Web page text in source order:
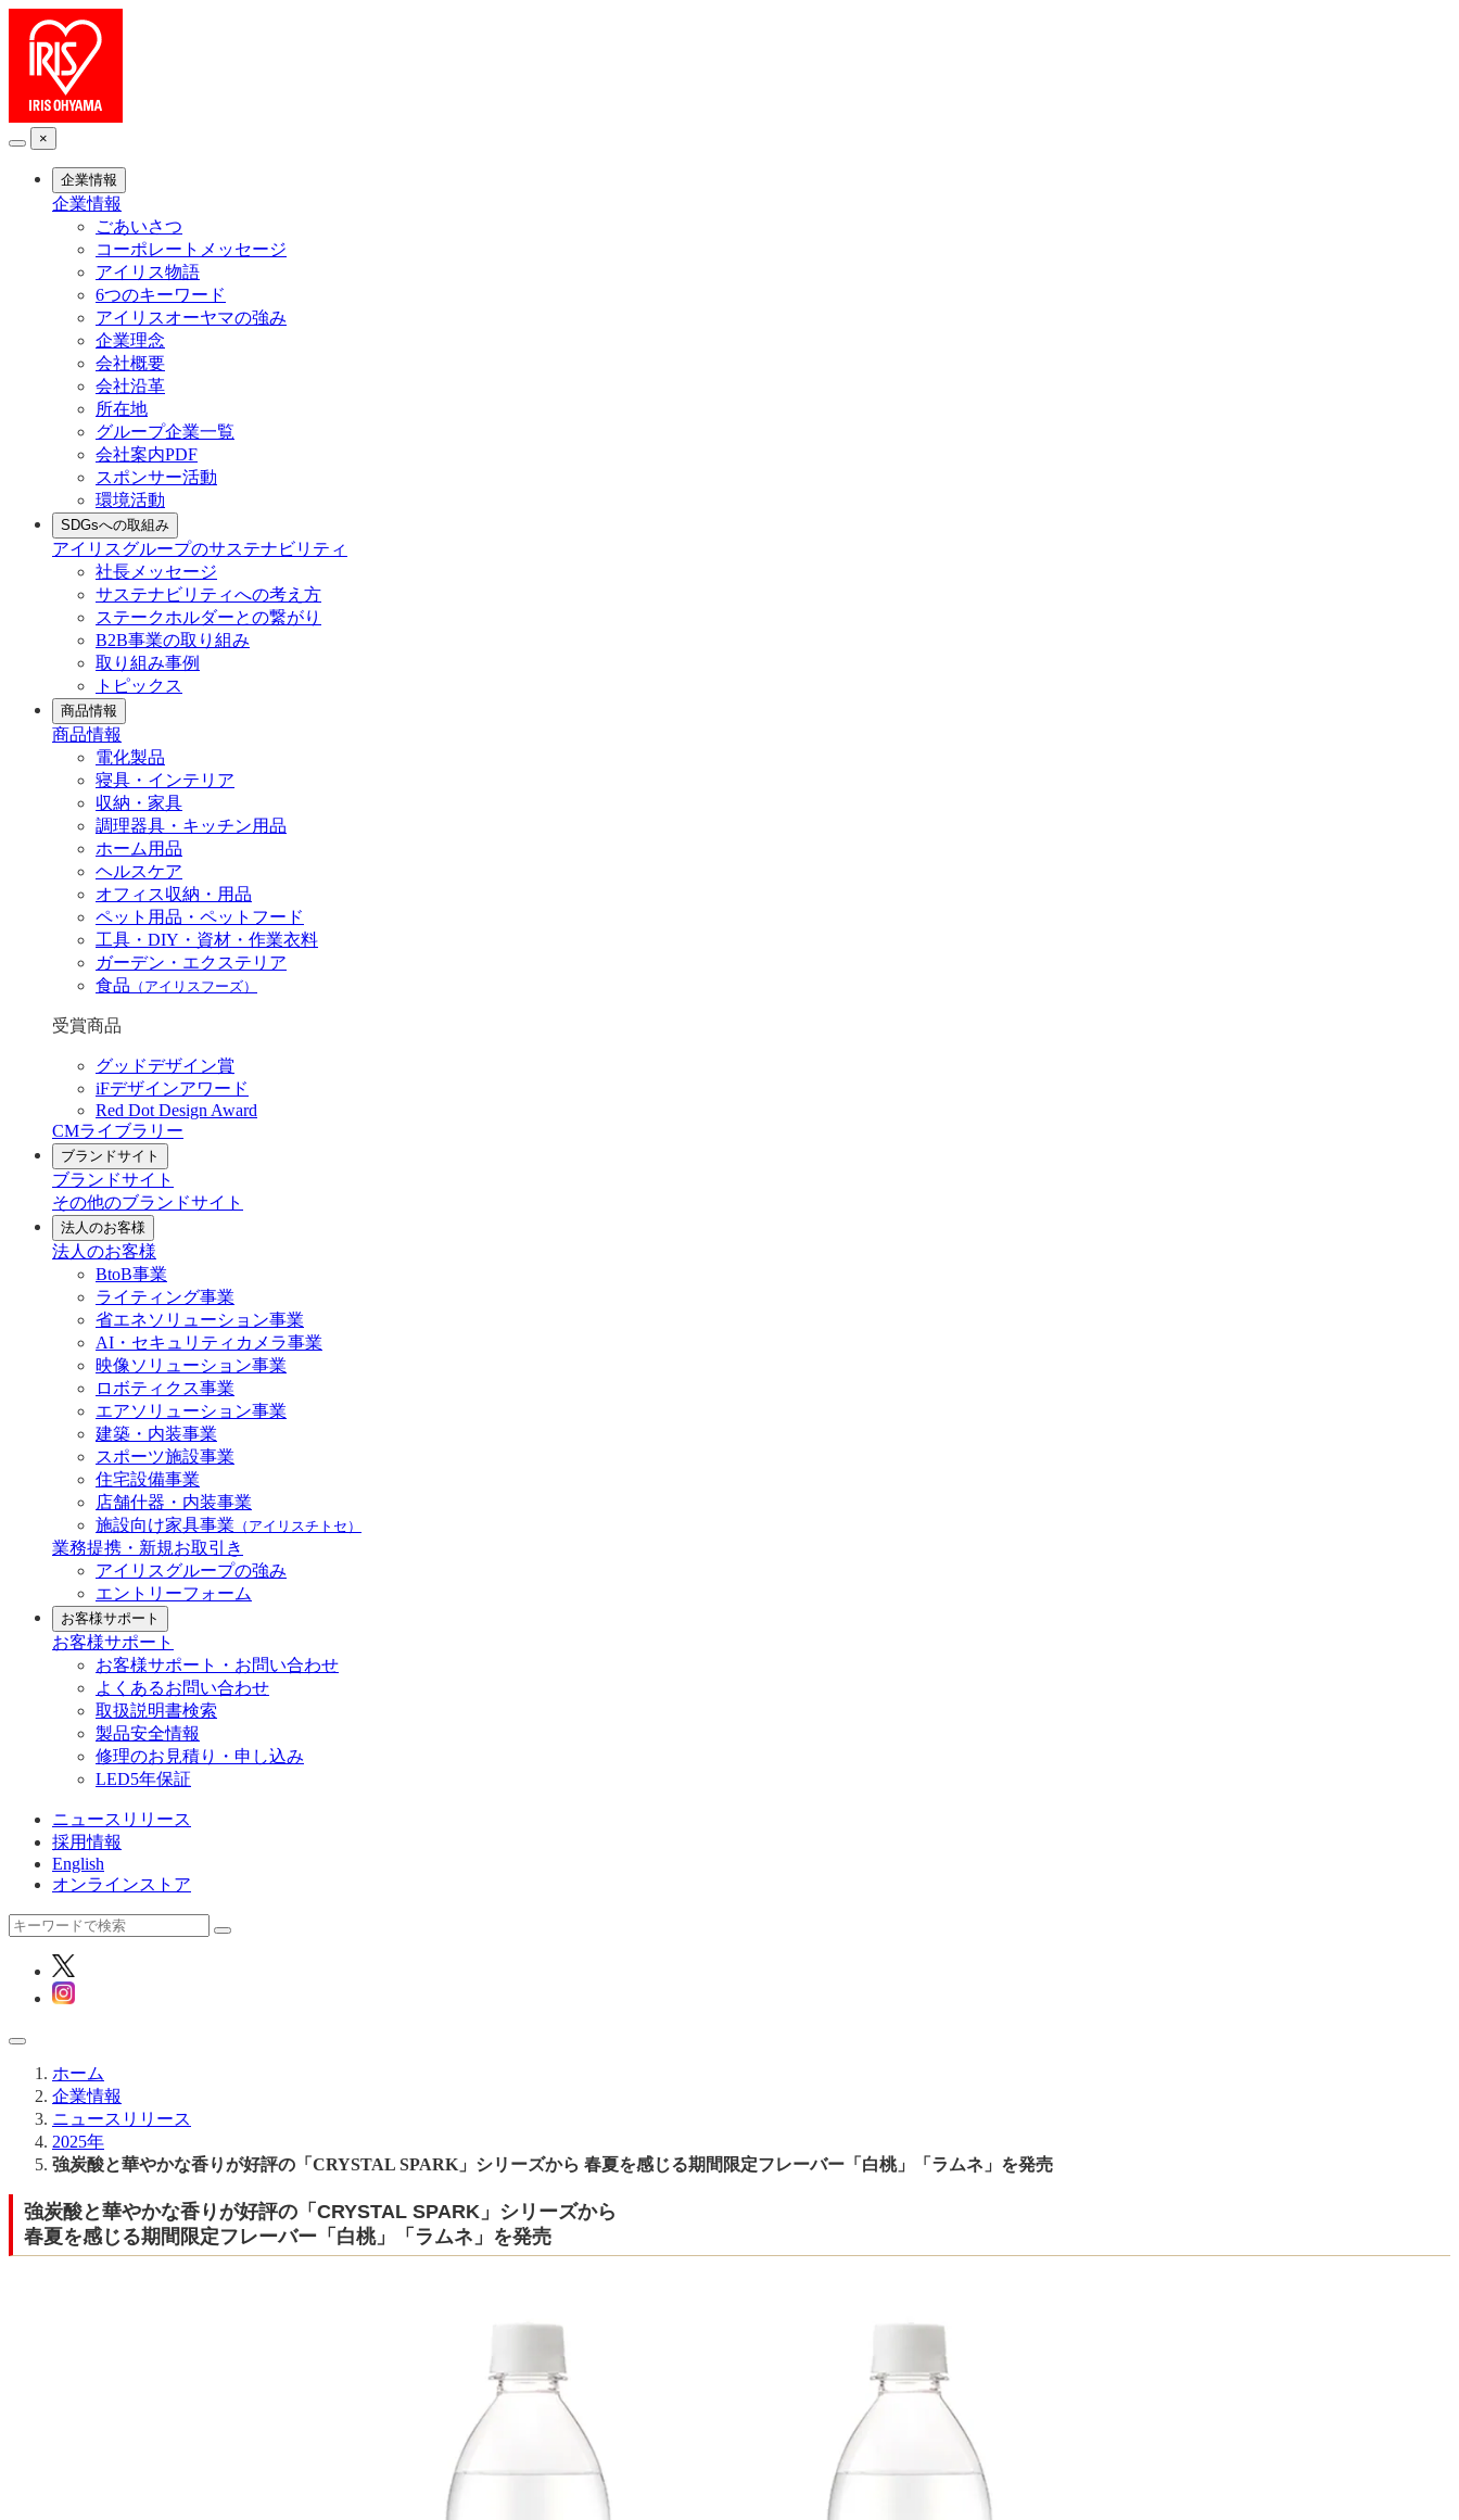
×
企業情報
企業情報
ごあいさつ
コーポレートメッセージ
アイリス物語
6つのキーワード
アイリスオーヤマの強み
企業理念
会社概要
会社沿革
所在地
グループ企業一覧
会社案内PDF
スポンサー活動
環境活動
SDGsへの取組み
アイリスグループのサステナビリティ
社長メッセージ
サステナビリティへの考え方
ステークホルダーとの繋がり
B2B事業の取り組み
取り組み事例
トピックス
商品情報
商品情報
電化製品
寝具・インテリア
収納・家具
調理器具・キッチン用品
ホーム用品
ヘルスケア
オフィス収納・用品
ペット用品・ペットフード
工具・DIY・資材・作業衣料
ガーデン・エクステリア
食品 （アイリスフーズ）
受賞商品
グッドデザイン賞
iFデザインアワード
Red Dot Design Award
CMライブラリー
ブランドサイト
ブランドサイト
その他のブランドサイト
法人のお客様
法人のお客様
BtoB事業
ライティング事業
省エネソリューション事業
AI・セキュリティカメラ事業
映像ソリューション事業
ロボティクス事業
エアソリューション事業
建築・内装事業
スポーツ施設事業
住宅設備事業
店舗什器・内装事業
施設向け家具事業 （アイリスチトセ）
業務提携・新規お取引き
アイリスグループの強み
エントリーフォーム
お客様サポート
お客様サポート
お客様サポート・お問い合わせ
よくあるお問い合わせ
取扱説明書検索
製品安全情報
修理のお見積り・申し込み
LED5年保証
ニュースリリース
採用情報
English
オンラインストア
ホーム
企業情報
ニュースリリース
2025年
強炭酸と華やかな香りが好評の「CRYSTAL SPARK」シリーズから 春夏を感じる期間限定フレーバー「白桃」「ラムネ」を発売
強炭酸と華やかな香りが好評の「CRYSTAL SPARK」シリーズから
春夏を感じる期間限定フレーバー「白桃」「ラムネ」を発売